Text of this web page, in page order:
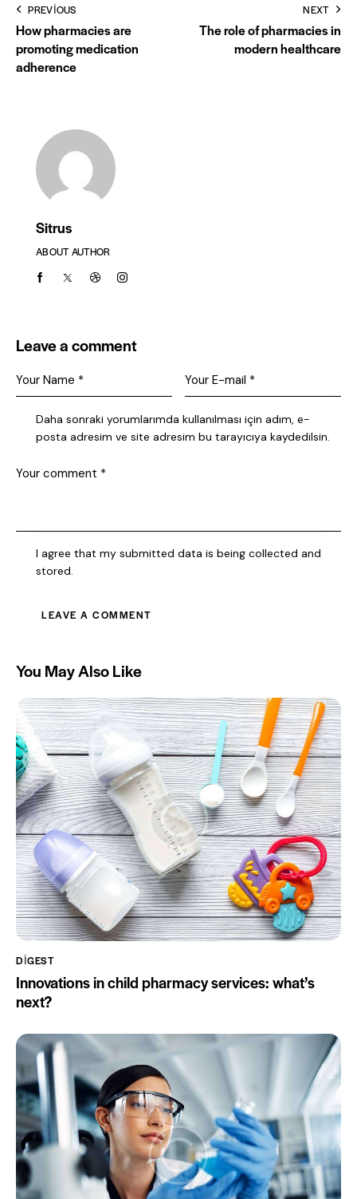
Yazı
gezinmesi
PREVIOUS
How pharmacies are
promoting medication
adherence
NEXT
The role of pharmacies in
modern healthcare
Sitrus
ABOUT AUTHOR
facebook-
twitter-dribble-instagram
Leave a comment
Daha sonraki yorumlarımda kullanılması için adım, e-
posta adresim ve site adresim bu tarayıcıya kaydedilsin.
I agree that my submitted data is being collected and
stored.
You May Also Like
DIGEST
Innovations in child pharmacy services: what’s
next?